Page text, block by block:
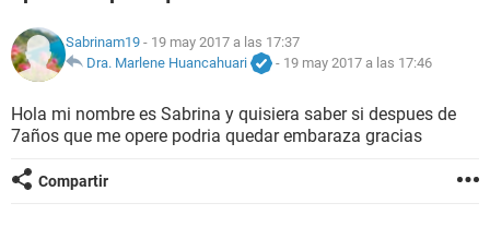
NUTRICIÓN
SEXUALIDAD
Sabrinam19 - 19 may 2017 a las 17:37
Dra. Marlene Huancahuari
- 19 may 2017 a las 17:46
Hola mi nombre es Sabrina y quisiera saber si despues de
7años que me opere podria quedar embaraza gracias
Compartir